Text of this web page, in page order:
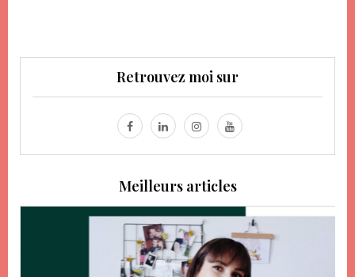
Retrouvez moi sur
Meilleurs articles